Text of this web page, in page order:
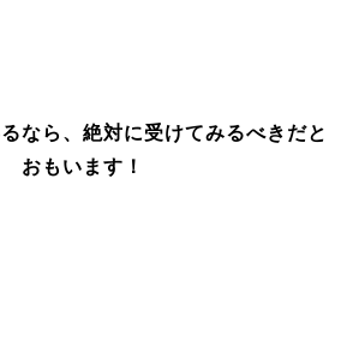
なら、絶対に受けてみるべきだと
おもいます！